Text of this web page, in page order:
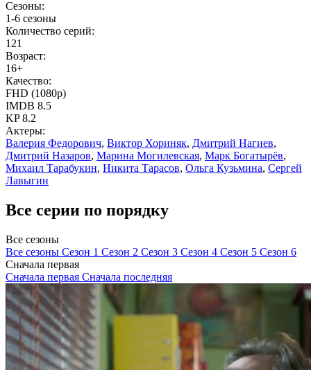
Сезоны:
1-6 сезоны
Количество серий:
121
Возраст:
16+
Качество:
FHD (1080p)
IMDB 8.5
KP8.2
Актеры:
Валерия Федорович, Виктор Хориняк, Дмитрий Нагиев,
Дмитрий Назаров, Марина Могилевская, Марк Богатырёв,
Михаил Тарабукин, Никита Тарасов, Ольга Кузьмина, Сергей
Лавыгин
Все серии по порядку
Все сезоны
Все сезоны Сезон 1 Сезон 2 Сезон 3 Сезон 4 Сезон 5 Сезон 6
Сначала первая
Сначала первая Сначала последняя